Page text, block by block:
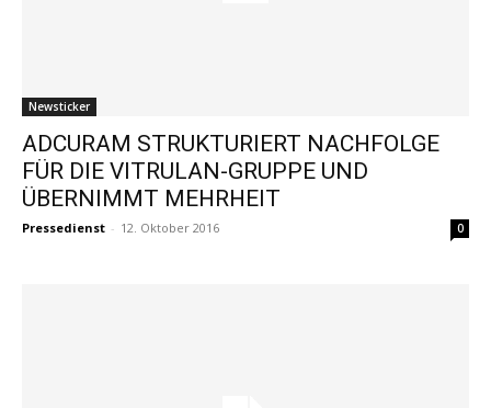
Newsticker
ADCURAM STRUKTURIERT NACHFOLGE
FÜR DIE VITRULAN-GRUPPE UND
ÜBERNIMMT MEHRHEIT
Pressedienst - 12. Oktober 2016 0